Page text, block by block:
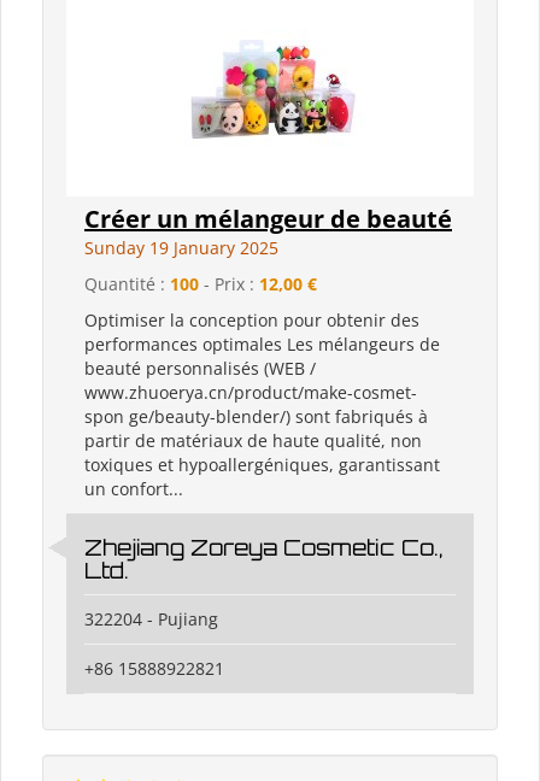
Créer un mélangeur de beauté
Sunday 19 January 2025
Quantité : 100 - Prix : 12,00 €
Optimiser la conception pour obtenir des
performances optimales Les mélangeurs de
beauté personnalisés (WEB /
www.zhuoerya.cn/product/make-cosmet-
spon ge/beauty-blender/) sont fabriqués à
partir de matériaux de haute qualité, non
toxiques et hypoallergéniques, garantissant
un confort...
Zhejiang Zoreya Cosmetic Co.,
Ltd.
322204 - Pujiang
+86 15888922821